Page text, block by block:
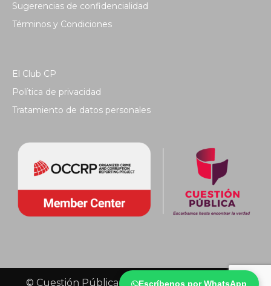
Escríbenos por WhatsApp
Sugerencias de confidencialidad
Términos y Condiciones
El Club CP
Política de privacidad
Tratamiento de datos personales
© Cuestión Pública 2018 - Todos los derechos